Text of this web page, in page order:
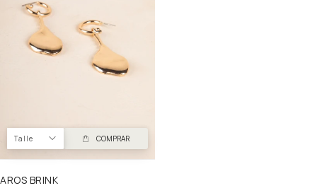
Talle COMPRAR
AROS BRINK